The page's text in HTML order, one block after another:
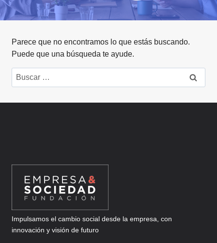
Parece que no encontramos lo que estás buscando.
Puede que una búsqueda te ayude.
Buscar:
Impulsamos el cambio social desde la empresa, con
innovación y visión de futuro